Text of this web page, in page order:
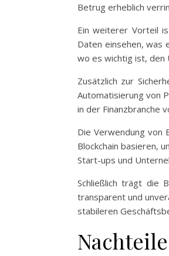
Betrug erheblich
Ein weiterer Vorteil
Daten einsehen, was
wo es wichtig ist, den
Zusätzlich zur
Automatisierung von
in der Finanzbranche
Die Verwendung von
Blockchain basieren,
Start-ups und
Schließlich trägt die
transparent und
stabileren